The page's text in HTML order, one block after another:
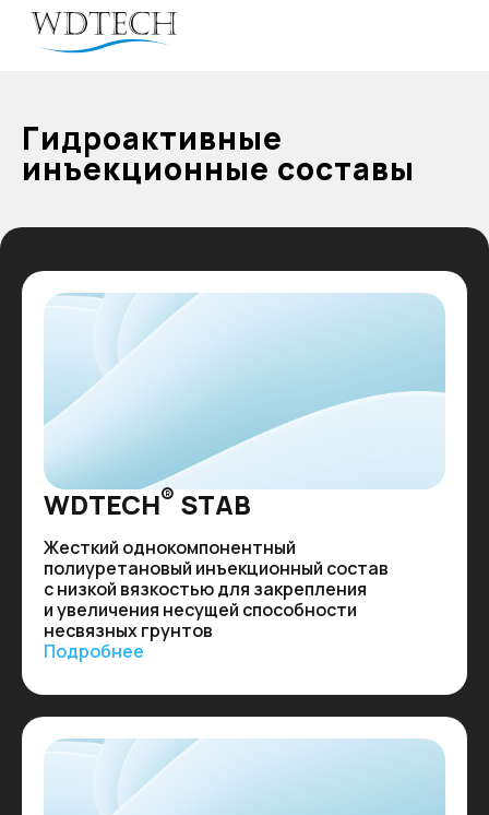
Гидроактивные
инъекционные составы
WDTECH® STAB
Жесткий однокомпонентный
полиуретановый инъекционный состав
с низкой вязкостью для закрепления
и увеличения несущей способности
несвязных грунтов
Подробнее